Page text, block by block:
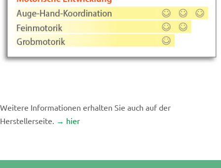
Weitere Informationen erhalten Sie auch auf der
Herstellerseite. → hier